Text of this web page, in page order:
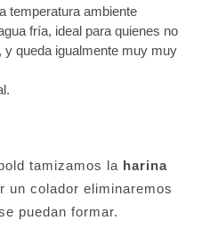
temperatura ambiente
fría, ideal para quienes no
y queda igualmente muy muy
tamizamos la harina
un colador eliminaremos
puedan formar.